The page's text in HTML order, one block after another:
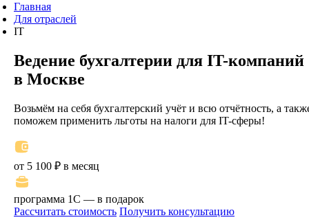
Главная
Для отраслей
IT
Ведение бухгалтерии для IT-компаний
в Москве
Возьмём на себя бухгалтерский учёт и всю отчётность, а
поможем применить льготы на налоги для IT-сферы!
от 5 100 ₽ в месяц
программа 1С — в подарок
Рассчитать стоимость Получить консультацию